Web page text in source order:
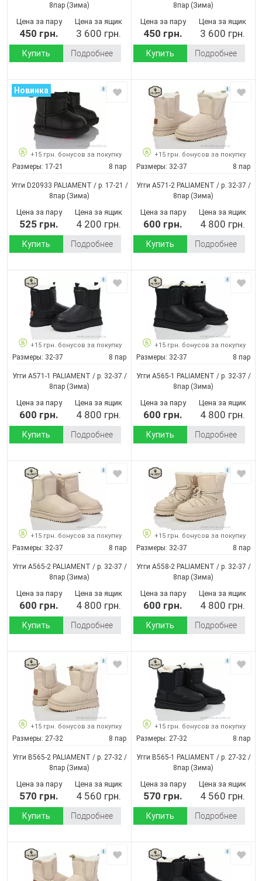
8пар (Зима)
Цена за пару
450 грн.
Цена за ящик
3 600 грн.
Купить Подробнее
8пар (Зима)
Цена за пару
450 грн.
Цена за ящик
3 600 грн.
Купить Подробнее
Новинка
+15 грн. бонусов за покупку
Размеры: 17-21 8 пар
Угги D20933 PALIAMENT / p. 17-21 /
8пар (Зима)
Цена за пару
525 грн.
Цена за ящик
4 200 грн.
Купить Подробнее
+15 грн. бонусов за покупку
Размеры: 32-37 8 пар
Угги A571-2 PALIAMENT / p. 32-37 /
8пар (Зима)
Цена за пару
600 грн.
Цена за ящик
4 800 грн.
Купить Подробнее
+15 грн. бонусов за покупку
Размеры: 32-37 8 пар
Угги A571-1 PALIAMENT / p. 32-37 /
8пар (Зима)
Цена за пару
600 грн.
Цена за ящик
4 800 грн.
Купить Подробнее
+15 грн. бонусов за покупку
Размеры: 32-37 8 пар
Угги A565-1 PALIAMENT / p. 32-37 /
8пар (Зима)
Цена за пару
600 грн.
Цена за ящик
4 800 грн.
Купить Подробнее
+15 грн. бонусов за покупку
Размеры: 32-37 8 пар
Угги A565-2 PALIAMENT / p. 32-37 /
8пар (Зима)
Цена за пару
600 грн.
Цена за ящик
4 800 грн.
Купить Подробнее
+15 грн. бонусов за покупку
Размеры: 32-37 8 пар
Угги A558-2 PALIAMENT / p. 32-37 /
8пар (Зима)
Цена за пару
600 грн.
Цена за ящик
4 800 грн.
Купить Подробнее
+15 грн. бонусов за покупку
Размеры: 27-32 8 пар
Угги B565-2 PALIAMENT / p. 27-32 /
8пар (Зима)
Цена за пару
570 грн.
Цена за ящик
4 560 грн.
Купить Подробнее
+15 грн. бонусов за покупку
Размеры: 27-32 8 пар
Угги B565-1 PALIAMENT / p. 27-32 /
8пар (Зима)
Цена за пару
570 грн.
Цена за ящик
4 560 грн.
Купить Подробнее